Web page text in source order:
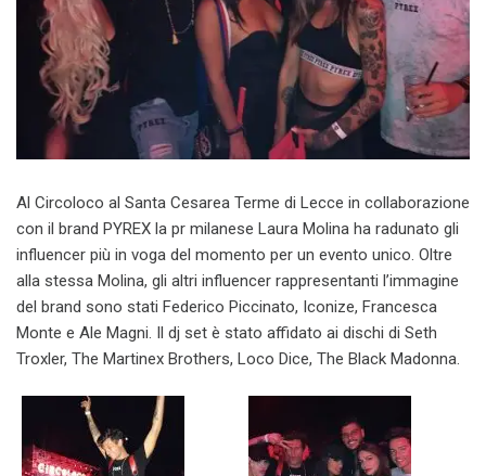
Al Circoloco al Santa Cesarea Terme di Lecce in collaborazione
con il brand PYREX la pr milanese Laura Molina ha radunato gli
influencer più in voga del momento per un evento unico. Oltre
alla stessa Molina, gli altri influencer rappresentanti l’immagine
del brand sono stati Federico Piccinato, Iconize, Francesca
Monte e Ale Magni. Il dj set è stato affidato ai dischi di Seth
Troxler, The Martinex Brothers, Loco Dice, The Black Madonna.